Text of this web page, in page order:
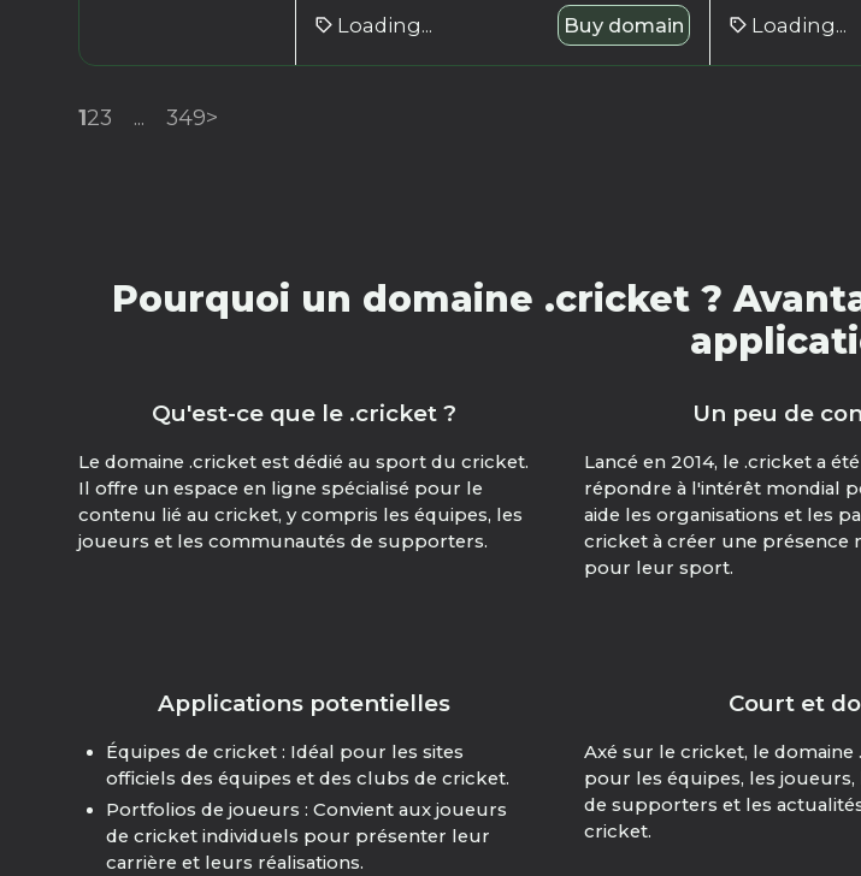
Loading... Buy domain Loading...
123 ... 349>
Pourquoi un domaine .cricket ?
Qu'est-ce que le .cricket ?
Le domaine .cricket est dédié au sport du cricket.
Il offre un espace en ligne spécialisé pour le
contenu lié au cricket, y compris les équipes, les
joueurs et les communautés de supporters.
Un peu de
Lancé en 2014, le .cricket a
répondre à l'intérêt mondial
aide les organisations et les
cricket à créer une présence
pour leur sport.
Applications potentielles
Équipes de cricket : Idéal pour les sites
officiels des équipes et des clubs de cricket.
Portfolios de joueurs : Convient aux joueurs
de cricket individuels pour présenter leur
carrière et leurs réalisations.
Court et
Axé sur le cricket, le domaine
pour les équipes, les joueurs,
de supporters et les
cricket.